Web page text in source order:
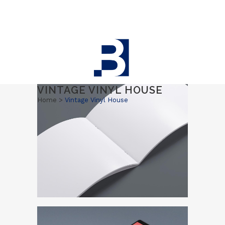
VINTAGE VINYL HOUSE
Home > Vintage Vinyl House